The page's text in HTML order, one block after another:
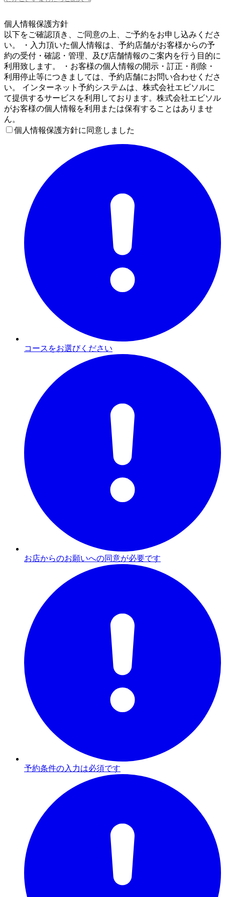
個人情報保護方針
以下をご確認頂き、ご同意の上、ご予約をお申し込みくださ
い。 ・入力頂いた個人情報は、予約店舗がお客様からの予
約の受付・確認・管理、及び店舗情報のご案内を行う目的に
利用致します。 ・お客様の個人情報の開示・訂正・削除・
利用停止等につきましては、予約店舗にお問い合わせくださ
い。 インターネット予約システムは、株式会社エビソルに
て提供するサービスを利用しております。株式会社エビソル
がお客様の個人情報を利用または保有することはありませ
ん。
個人情報保護方針に同意しました
コースをお選びください
お店からのお願いへの同意が必要です
予約条件の入力は必須です